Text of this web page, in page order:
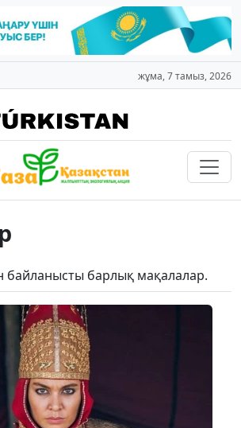
жұма, 7 тамыз, 2026
байланысты барлық мақалалар.